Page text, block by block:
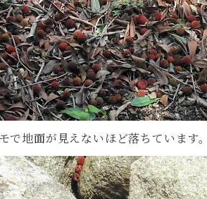
地面が見えないほど落ちています。